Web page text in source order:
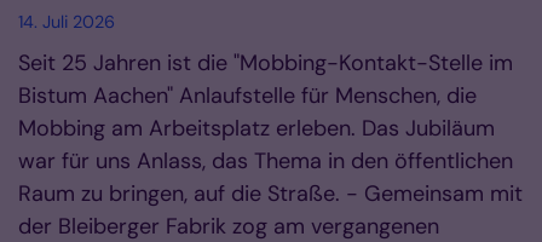
14. Juli 2026
Seit 25 Jahren ist die "Mobbing-Kontakt-Stelle im
Bistum Aachen" Anlaufstelle für Menschen, die
Mobbing am Arbeitsplatz erleben. Das Jubiläum
war für uns Anlass, das Thema in den öffentlichen
Raum zu bringen, auf die Straße. - Gemeinsam mit
der Bleiberger Fabrik zog am vergangenen